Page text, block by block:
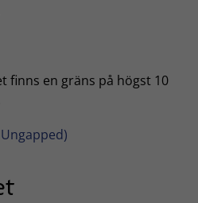
finns en gräns på högst 10